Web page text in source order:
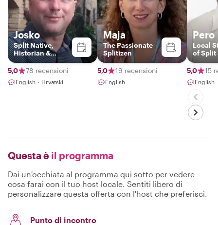
Josko
Split Native,
Historian &
Storyteller
5,0
78 recensioni
English・Hrvatski
Maja
The Passionate
Splitizen
5,0 19 recensioni
English
Pero
Local
of Split
5,0
15
English
Questa è il programma
Dai un'occhiata al programma qui sotto per vedere
cosa farai con il tuo host locale. Sentiti libero di
personalizzare questa offerta con l'host che preferisci.
Punto di incontro